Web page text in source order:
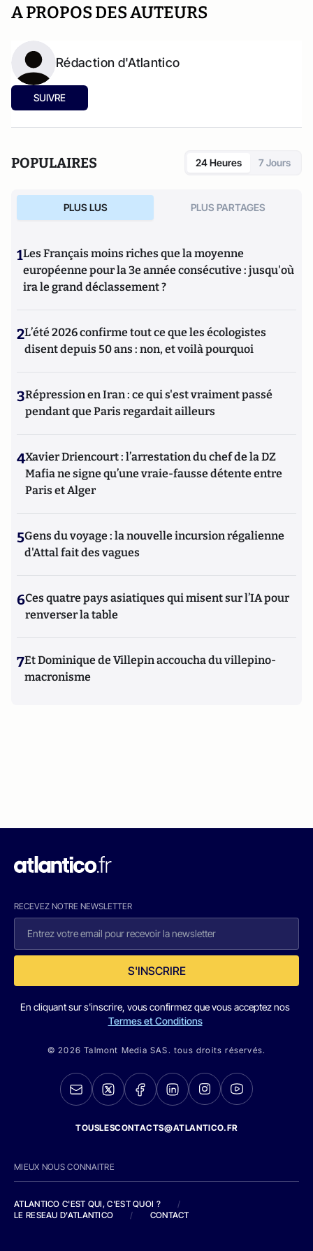
A PROPOS DES AUTEURS
Rédaction d'Atlantico
SUIVRE
POPULAIRES 24 Heures 7 Jours
PLUS LUS PLUS PARTAGES
1Les Français moins riches que la moyenne
européenne pour la 3e année consécutive : jusqu'où
ira le grand déclassement ?
2L’été 2026 confirme tout ce que les écologistes
disent depuis 50 ans : non, et voilà pourquoi
3Répression en Iran : ce qui s'est vraiment passé
pendant que Paris regardait ailleurs
4Xavier Driencourt : l’arrestation du chef de la DZ
Mafia ne signe qu’une vraie-fausse détente entre
Paris et Alger
5Gens du voyage : la nouvelle incursion régalienne
d'Attal fait des vagues
6Ces quatre pays asiatiques qui misent sur l’IA pour
renverser la table
7Et Dominique de Villepin accoucha du villepino-
macronisme
RECEVEZ NOTRE NEWSLETTER
S'INSCRIRE
En cliquant sur s'inscrire, vous confirmez que vous acceptez nos
Termes et Conditions
© 2026 Talmont Media SAS. tous droits réservés.
TOUSLESCONTACTS@ATLANTICO.FR
MIEUX NOUS CONNAITRE
ATLANTICO C'EST QUI, C'EST QUOI ?
/
LE RESEAU D'ATLANTICO
/ CONTACT